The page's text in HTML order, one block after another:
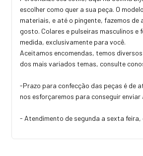
escolher como quer a sua peça. O
materiais, e até o pingente, fazemos de
gosto. Colares e pulseiras masculinos e
medida, exclusivamente para você.
Aceitamos encomendas, temos
dos mais variados temas, consulte
-Prazo para confecção das peças é de
nos esforçaremos para conseguir enviar
- Atendimento de segunda a sexta